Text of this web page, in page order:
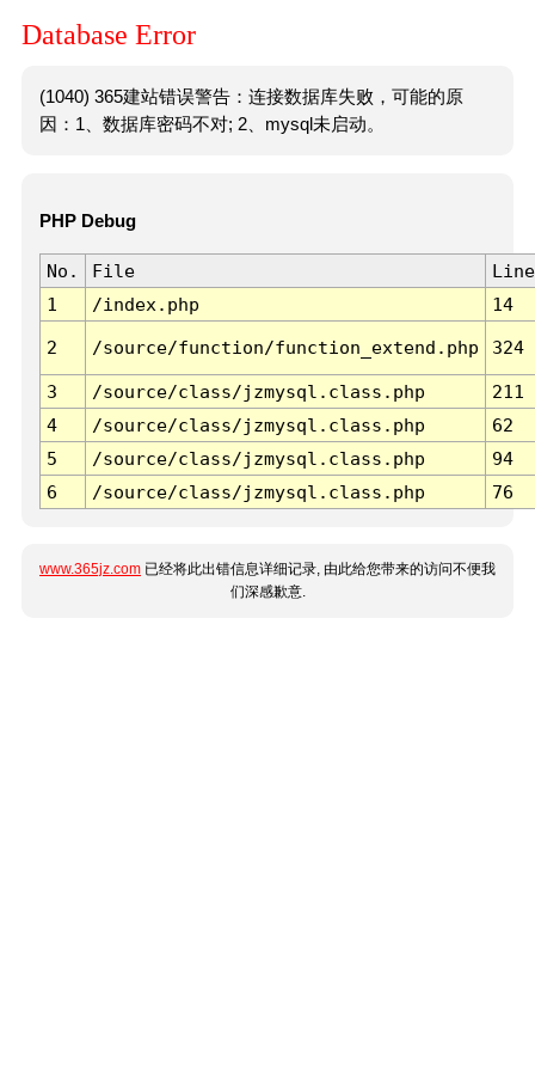
Database Error
(1040) 365建站错误警告：连接数据库失败，可能的原
因：1、数据库密码不对; 2、mysql未启动。
PHP Debug
No. File
Line
1
/index.php 14
2 /source/function/function_extend.php 324
3 /source/class/jzmysql.class.php
211
4
/source/class/jzmysql.class.php
62
5
/source/class/jzmysql.class.php
94
6
/source/class/jzmysql.class.php 76
www.365jz.com 已经将此出错信息详细记录, 由此给您带来的访问不便我
们深感歉意.